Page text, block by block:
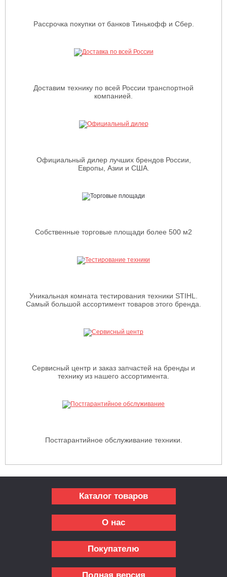
Рассрочка покупки от банков Тинькофф и Сбер.
Доставим технику по всей России транспортной
компанией.
Официальный дилер лучших брендов России,
Европы, Азии и США.
Собственные торговые площади более 500 м2
Уникальная комната тестирования техники STIHL.
Самый большой ассортимент товаров этого бренда.
Сервисный центр и заказ запчастей на бренды и
технику из нашего ассортимента.
Постгарантийное обслуживание техники.
Каталог товаров
О нас
Покупателю